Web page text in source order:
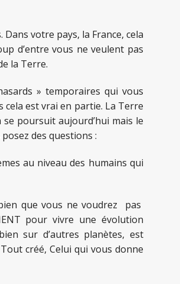
votre pays, la France, cela
d’entre vous ne veulent pas
la Terre.
» temporaires qui vous
cela est vrai en partie. La Terre
poursuit aujourd’hui mais le
des questions :
au niveau des humains qui
que vous ne voudrez pas
pour vivre une évolution
sur d’autres planètes, est
créé, Celui qui vous donne